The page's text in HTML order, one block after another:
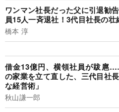
ワンマン社長だった父に引退
員15人一斉退社！3代目社長の壮
橋本 淳
借金13億円、横領社員が跋扈
の家業を立て直した、三代目社
な経営術」
秋山謙一郎